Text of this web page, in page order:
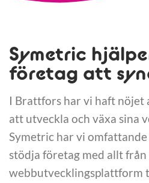
Symetric
företag att
I Brattfors har vi haft nöjet
att utveckla och växa sina
Symetric har vi
stödja företag med allt
webbutvecklingsplattform